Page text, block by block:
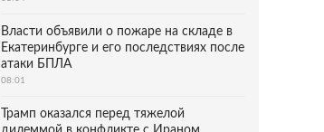
Власти объявили о пожаре на складе в
Екатеринбурге и его последствиях после
атаки БПЛА
08:01
Трамп оказался перед тяжелой